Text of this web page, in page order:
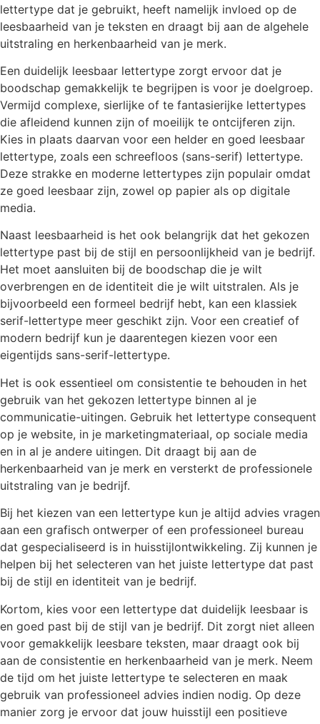
lettertype dat je gebruikt, heeft namelijk invloed op de
leesbaarheid van je teksten en draagt bij aan de algehele
uitstraling en herkenbaarheid van je merk.
Een duidelijk leesbaar lettertype zorgt ervoor dat je
boodschap gemakkelijk te begrijpen is voor je doelgroep.
Vermijd complexe, sierlijke of te fantasierijke lettertypes
die afleidend kunnen zijn of moeilijk te ontcijferen zijn.
Kies in plaats daarvan voor een helder en goed leesbaar
lettertype, zoals een schreefloos (sans-serif) lettertype.
Deze strakke en moderne lettertypes zijn populair omdat
ze goed leesbaar zijn, zowel op papier als op digitale
media.
Naast leesbaarheid is het ook belangrijk dat het gekozen
lettertype past bij de stijl en persoonlijkheid van je bedrijf.
Het moet aansluiten bij de boodschap die je wilt
overbrengen en de identiteit die je wilt uitstralen. Als je
bijvoorbeeld een formeel bedrijf hebt, kan een klassiek
serif-lettertype meer geschikt zijn. Voor een creatief of
modern bedrijf kun je daarentegen kiezen voor een
eigentijds sans-serif-lettertype.
Het is ook essentieel om consistentie te behouden in het
gebruik van het gekozen lettertype binnen al je
communicatie-uitingen. Gebruik het lettertype consequent
op je website, in je marketingmateriaal, op sociale media
en in al je andere uitingen. Dit draagt bij aan de
herkenbaarheid van je merk en versterkt de professionele
uitstraling van je bedrijf.
Bij het kiezen van een lettertype kun je altijd advies vragen
aan een grafisch ontwerper of een professioneel bureau
dat gespecialiseerd is in huisstijlontwikkeling. Zij kunnen je
helpen bij het selecteren van het juiste lettertype dat past
bij de stijl en identiteit van je bedrijf.
Kortom, kies voor een lettertype dat duidelijk leesbaar is
en goed past bij de stijl van je bedrijf. Dit zorgt niet alleen
voor gemakkelijk leesbare teksten, maar draagt ook bij
aan de consistentie en herkenbaarheid van je merk. Neem
de tijd om het juiste lettertype te selecteren en maak
gebruik van professioneel advies indien nodig. Op deze
manier zorg je ervoor dat jouw huisstijl een positieve